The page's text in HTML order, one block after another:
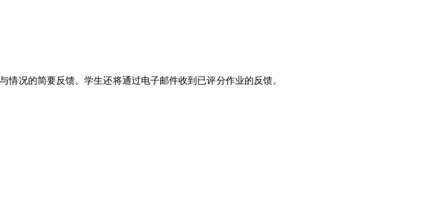
况的简要反馈。学生还将通过电子邮件收到已评分作业的反馈。